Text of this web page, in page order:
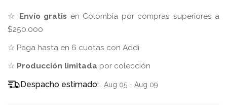
☆ Envío gratis en Colombia por compras superiores a
$250.000
☆ Paga hasta en 6 cuotas con Addi
☆ Producción limitada por colección
Despacho estimado:
Aug 05 - Aug 09